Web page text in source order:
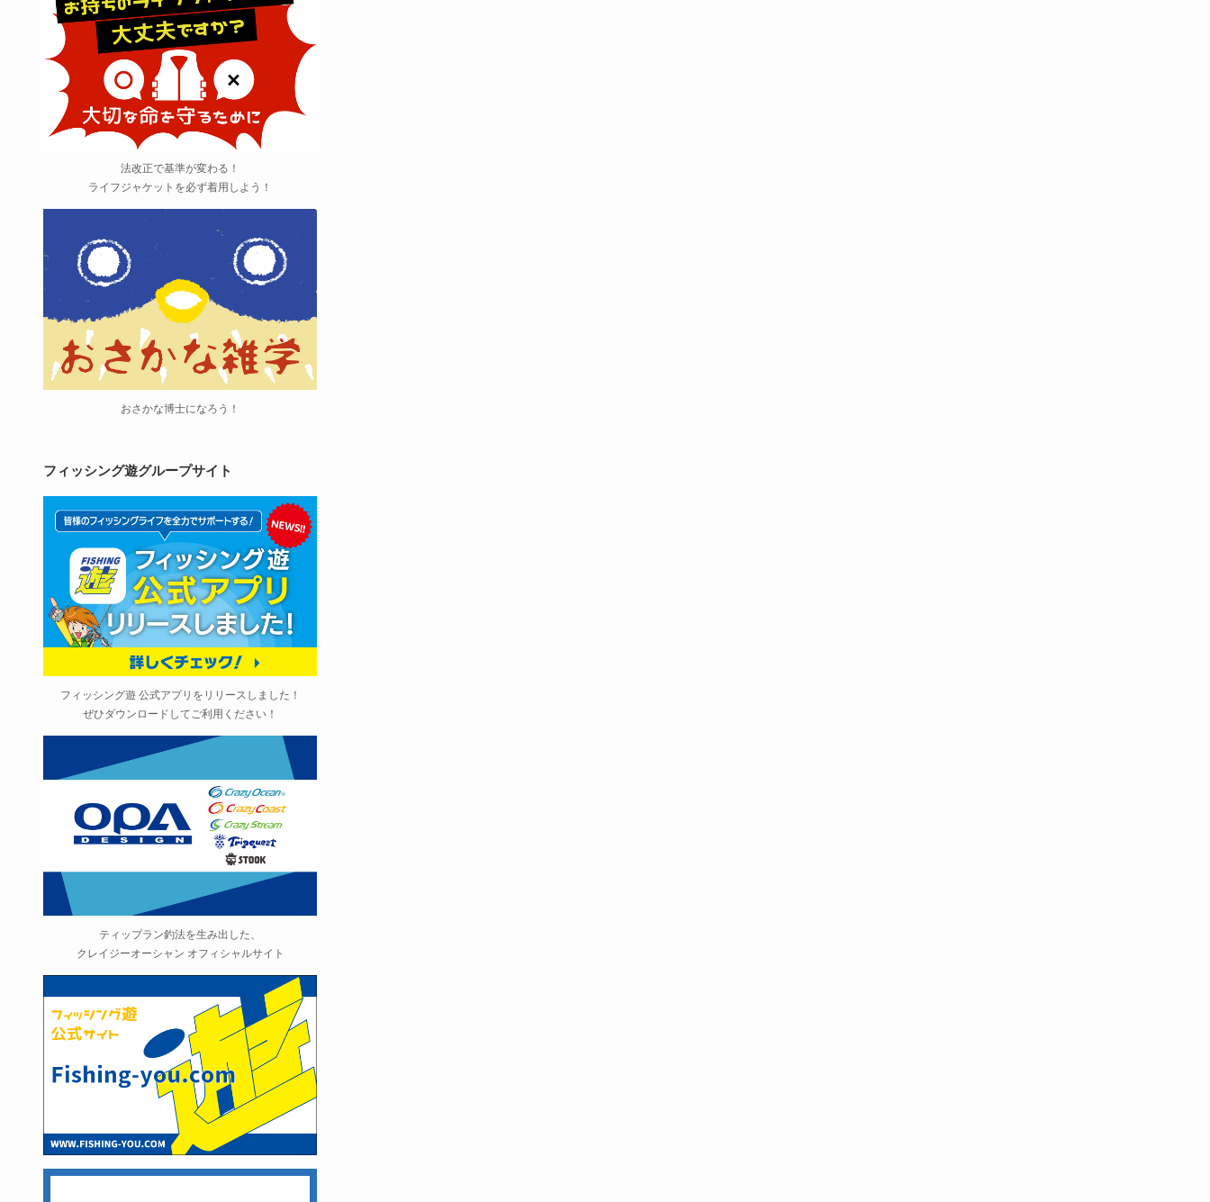
法改正で基準が変わる！
ライフジャケットを必ず着用しよう！
おさかな博士になろう！
フィッシング遊グループサイト
フィッシング遊 公式アプリをリリースしました！
ぜひダウンロードしてご利用ください！
ティップラン釣法を生み出した、
クレイジーオーシャン オフィシャルサイト